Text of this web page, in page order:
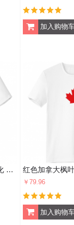
花喜庆招财猫扇子日本文化 男女白色短袖T恤创意纪念衫个性T恤衫礼物
￥79.96